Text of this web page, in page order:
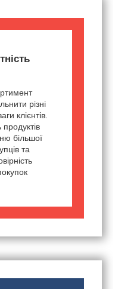
різні
клієнтів.
продуктів
більшої
та